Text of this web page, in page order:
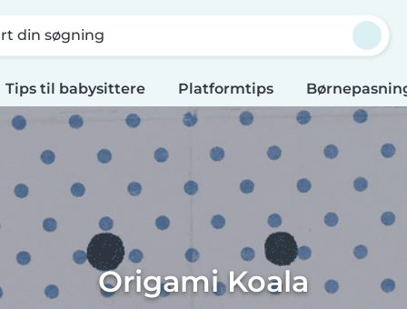
din søgning
Tips til babysittere Platformtips
Origami Koala